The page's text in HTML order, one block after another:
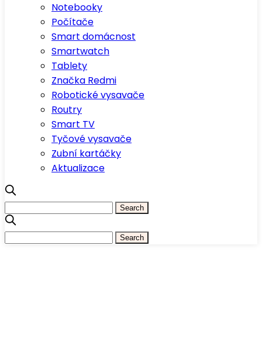
Notebooky
Počítače
Smart domácnost
Smartwatch
Tablety
Značka Redmi
Robotické vysavače
Routry
Smart TV
Tyčové vysavače
Zubní kartáčky
Aktualizace